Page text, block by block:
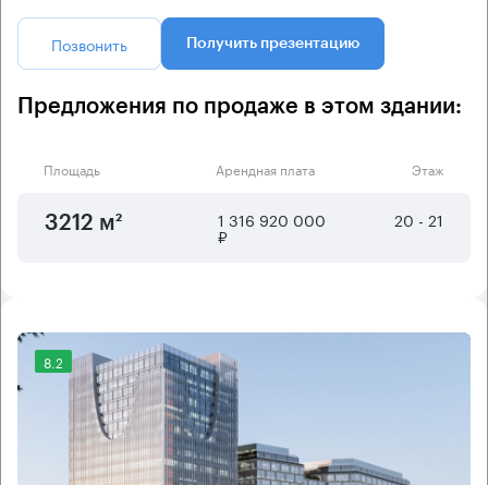
Позвонить Получить презентацию
Предложения по продаже в этом здании:
Площадь Арендная плата Этаж
3212 м² 1 316 920 000
₽
20 - 21
8.2